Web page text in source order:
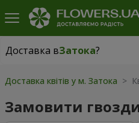
Доставка вЗатока?
Доставка вЗатока|
Доставка квітів у м. Затока >
Замовити